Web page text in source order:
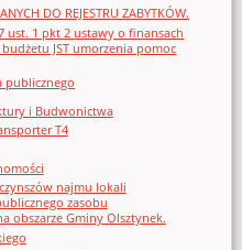
DO REJESTRU ZABYTKÓW.
ust. 1 pkt 2 ustawy o finansach
JST umorzenia pomoc
publicznego
i Budwonictwa
T4
najmu lokali
zasobu
obszarze Gminy Olsztynek.